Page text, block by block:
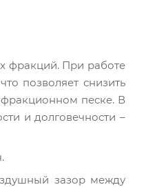
фракций. При работе
позволяет снизить
песке. В
и долговечности –
зазор между